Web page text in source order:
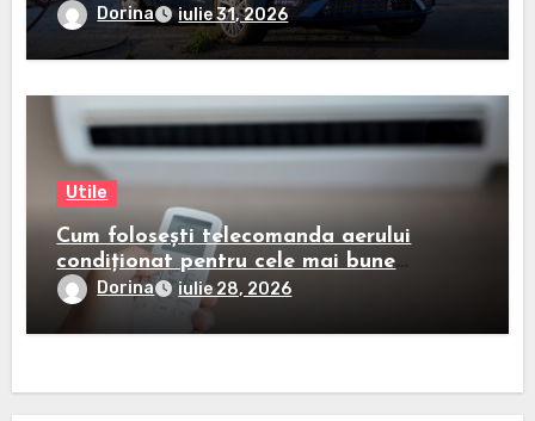
Dorina iulie 31, 2026
Utile
Cum folosești telecomanda aerului
condiționat pentru cele mai bune
rezultate
Dorina iulie 28, 2026